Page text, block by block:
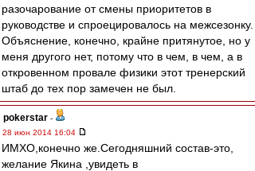
разочарование от смены приоритетов в
руководстве и спроецировалось на межсезонку.
Объяснение, конечно, крайне притянутое, но у
меня другого нет, потому что в чем, в чем, а в
откровенном провале физики этот тренерский
штаб до тех пор замечен не был.
pokerstar -
28 июн 2014 16:04
ИМХО,конечно же.Сегодняшний состав-это,
желание Якина ,увидеть в